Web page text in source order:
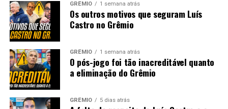
GRÊMIO 1 semana atrás
Os outros motivos que seguram Luís
Castro no Grêmio
GRÊMIO 1 semana atrás
O pós-jogo foi tão inacreditável quanto
a eliminação do Grêmio
GRÊMIO 5 dias atrás